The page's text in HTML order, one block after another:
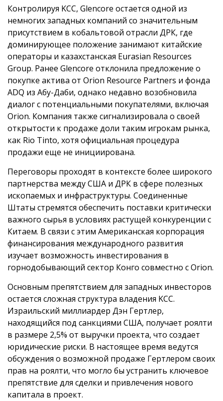
Контролируя KCC, Glencore остается одной из
немногих западных компаний со значительным
присутствием в кобальтовой отрасли ДРК, где
доминирующее положение занимают китайские
операторы и казахстанская Eurasian Resources
Group. Ранее Glencore отклонила предложение о
покупке актива от Orion Resource Partners и фонда
ADQ из Абу-Даби, однако недавно возобновила
диалог с потенциальными покупателями, включая
Orion. Компания также сигнализировала о своей
открытости к продаже доли таким игрокам рынка,
как Rio Tinto, хотя официальная процедура
продажи еще не инициирована.
Переговоры проходят в контексте более широкого
партнерства между США и ДРК в сфере полезных
ископаемых и инфраструктуры. Соединенные
Штаты стремятся обеспечить поставки критически
важного сырья в условиях растущей конкуренции с
Китаем. В связи с этим Американская корпорация
финансирования международного развития
изучает возможность инвестирования в
горнодобывающий сектор Конго совместно с Orion.
Основным препятствием для западных инвесторов
остается сложная структура владения KCC.
Израильский миллиардер Дэн Гертлер,
находящийся под санкциями США, получает роялти
в размере 2,5% от выручки проекта, что создает
юридические риски. В настоящее время ведутся
обсуждения о возможной продаже Гертлером своих
прав на роялти, что могло бы устранить ключевое
препятствие для сделки и привлечения нового
капитала в проект.